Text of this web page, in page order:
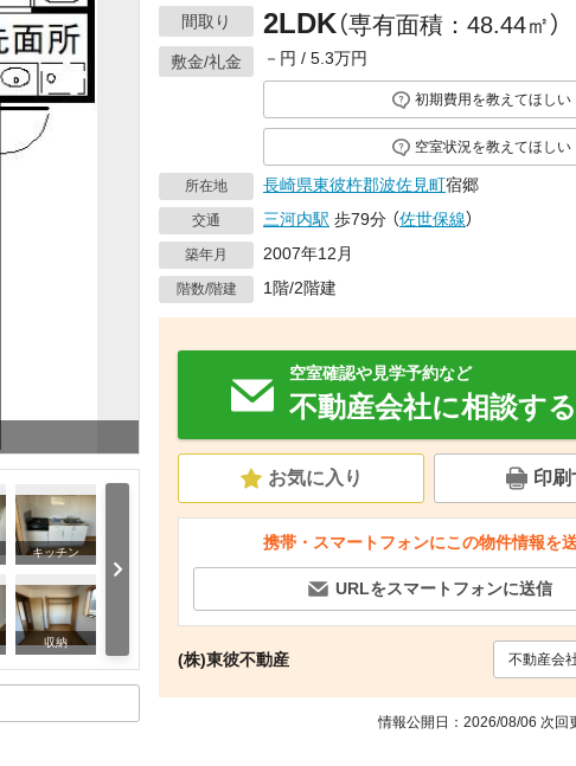
キッチン
収納
その他部屋・スペース その他部屋・スペース
その他設備
間取り 2LDK（専有面積：48.44㎡）
敷金/礼金 －円 / 5.3万円
初期費用を教えてほしい
空室状況を教えてほしい
所在地 長崎県東彼杵郡波佐見町宿郷
交通 三河内駅 歩79分 （佐世保線）
築年月 2007年12月
階数/階建 1階/2階建
空室確認や見学予約など
不動産会社に相談する
お気に入り 印
携帯・スマートフォンにこの物件情報を
URLをスマートフォンに送信
(株)東彼不動産 不動産会
情報公開日：2026/08/06 次回